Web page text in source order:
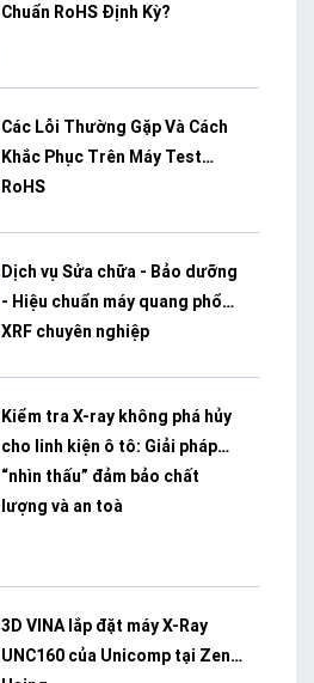
Chuẩn RoHS Định Kỳ?
Các Lỗi Thường Gặp Và Cách
Khắc Phục Trên Máy Test
RoHS
Dịch vụ Sửa chữa - Bảo dưỡng
- Hiệu chuẩn máy quang phổ
XRF chuyên nghiệp
Kiểm tra X-ray không phá hủy
cho linh kiện ô tô: Giải pháp
“nhìn thấu” đảm bảo chất
lượng và an toà
3D VINA lắp đặt máy X-Ray
UNC160 của Unicomp tại Zeng